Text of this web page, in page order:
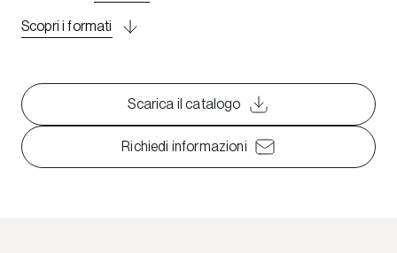
Scopri i formati
Scarica il catalogo
Richiedi informazioni